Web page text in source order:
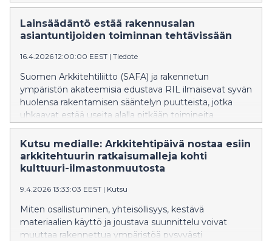
rakennuskannan arvon ja ilmastovastuun merkityksen.
Lainsäädäntö estää rakennusalan
asiantuntijoiden toiminnan tehtävissään
16.4.2026 12:00:00 EEST | Tiedote
Suomen Arkkitehtiliitto (SAFA) ja rakennetun
ympäristön akateemisia edustava RIL ilmaisevat syvän
huolensa rakentamisen sääntelyn puutteista, jotka
uhkaavat estää useita alalla pitkään toimineita
arkkitehteja ja diplomi-insinöörejä jatkamasta
tehtävissään 1.1.2027 alkaen. Lainsäädännön valmistelu
tilanteen korjaamiseksi tulee käynnistää välittömästi.
Kutsu medialle: Arkkitehtipäivä nostaa esiin
arkkitehtuurin ratkaisumalleja kohti
kulttuuri-ilmastonmuutosta
9.4.2026 13:33:03 EEST | Kutsu
Miten osallistuminen, yhteisöllisyys, kestävä
materiaalien käyttö ja joustava suunnittelu voivat
muuttaa rakennettua ympäristöä pysyvästi